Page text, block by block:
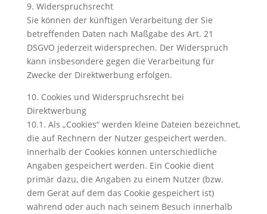
9. Widerspruchsrecht
Sie können der künftigen Verarbeitung der Sie
betreffenden Daten nach Maßgabe des Art. 21
DSGVO jederzeit widersprechen. Der Widerspruch
kann insbesondere gegen die Verarbeitung für
Zwecke der Direktwerbung erfolgen.
10. Cookies und Widerspruchsrecht bei
Direktwerbung
10.1. Als „Cookies“ werden kleine Dateien bezeichnet,
die auf Rechnern der Nutzer gespeichert werden.
Innerhalb der Cookies können unterschiedliche
Angaben gespeichert werden. Ein Cookie dient
primär dazu, die Angaben zu einem Nutzer (bzw.
dem Gerät auf dem das Cookie gespeichert ist)
während oder auch nach seinem Besuch innerhalb